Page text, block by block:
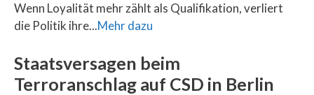
Wenn Loyalität mehr zählt als Qualifikation, verliert
die Politik ihre...Mehr dazu
Staatsversagen beim
Terroranschlag auf CSD in Berlin